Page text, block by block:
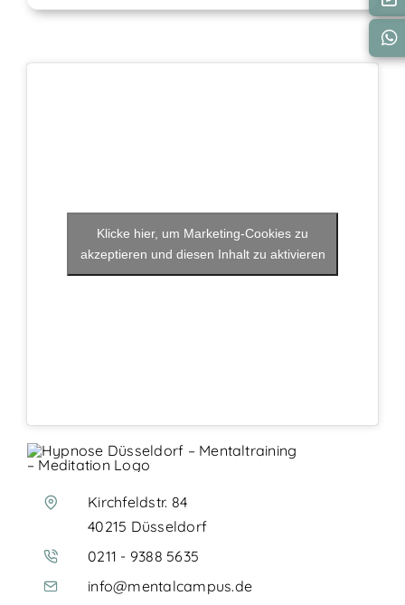
Klicke hier, um Marketing-Cookies zu
akzeptieren und diesen Inhalt zu aktivieren
Kirchfeldstr. 84
40215 Düsseldorf
0211 - 9388 5635
info@mentalcampus.de